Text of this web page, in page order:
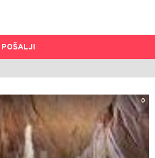
POŠALJI
0